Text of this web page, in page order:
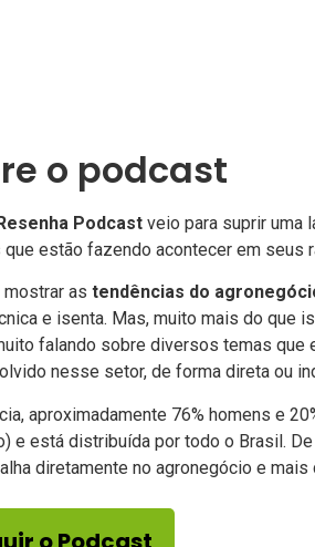
o podcast
Podcast veio para suprir uma
estão fazendo acontecer em seus
as tendências do
e isenta. Mas, muito mais do que
falando sobre diversos temas que
nesse setor, de forma direta ou
aproximadamente 76% homens e
e está distribuída por todo o Brasil.
diretamente no agronegócio e